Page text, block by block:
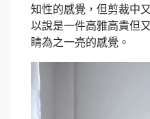
知性的感覺，但剪裁中
以說是一件高雅高貴但
睛為之一亮的感覺。